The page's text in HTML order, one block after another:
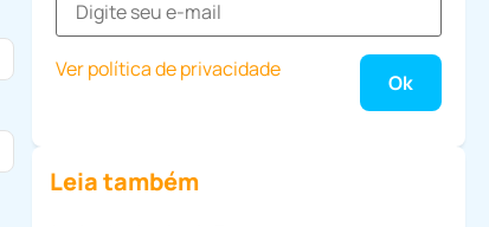
Ver política de privacidade
Leia também